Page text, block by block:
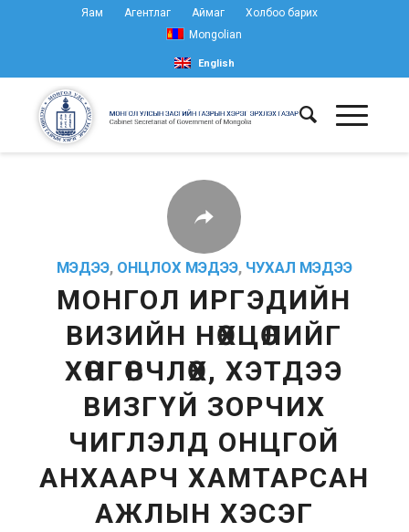
Яам Агентлаг Аймаг
Холбоо барих
Mongolian
English
МЭДЭЭ, ОНЦЛОХ МЭДЭЭ, ЧУХАЛ МЭДЭЭ
МОНГОЛ ИРГЭДИЙН
ВИЗИЙН НӨХЦӨЛИЙГ
ХӨНГӨВЧЛӨХ, ХЭТДЭЭ
ВИЗГҮЙ ЗОРЧИХ
ЧИГЛЭЛД ОНЦГОЙ
АНХААРЧ ХАМТАРСАН
АЖЛЫН ХЭСЭГ